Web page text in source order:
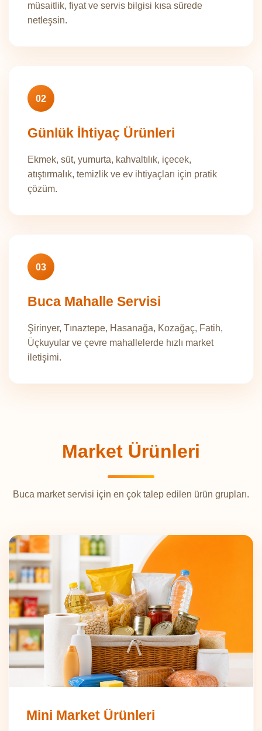
müsaitlik, fiyat ve servis bilgisi kısa sürede
netleşsin.
02
Günlük İhtiyaç Ürünleri
Ekmek, süt, yumurta, kahvaltılık, içecek,
atıştırmalık, temizlik ve ev ihtiyaçları için pratik
çözüm.
03
Buca Mahalle Servisi
Şirinyer, Tınaztepe, Hasanağa, Kozağaç, Fatih,
Üçkuyular ve çevre mahallelerde hızlı market
iletişimi.
Market Ürünleri
Buca market servisi için en çok talep edilen ürün grupları.
Mini Market Ürünleri